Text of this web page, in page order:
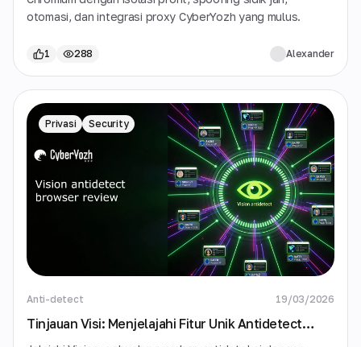
otomasi, dan integrasi proxy CyberYozh yang mulus.
1 288 Alexander
Privasi Security
Anti-detect 19/03/2026
Tinjauan Visi: Menjelajahi Fitur Unik Antidetect